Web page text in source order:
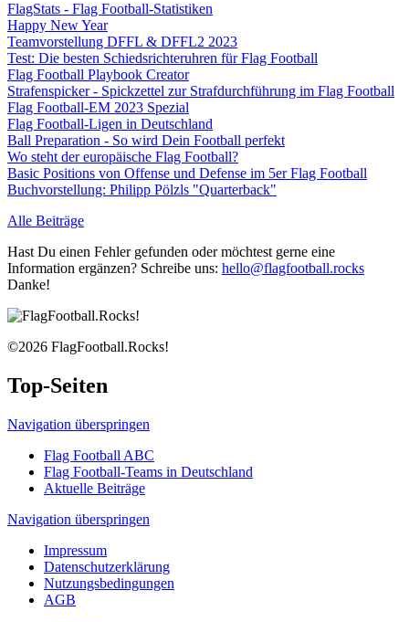
FlagStats - Flag Football-Statistiken
Happy New Year
Teamvorstellung DFFL & DFFL2 2023
Test: Die besten Schiedsrichteruhren für Flag Football
Flag Football Playbook Creator
Strafenspicker - Spickzettel zur Strafdurchführung im Flag Football
Flag Football-EM 2023 Spezial
Flag Football-Ligen in Deutschland
Ball Preparation - So wird Dein Football perfekt
Wo steht der europäische Flag Football?
Basic Positions von Offense und Defense im 5er Flag Football
Buchvorstellung: Philipp Pölzls "Quarterback"
Alle Beiträge
Hast Du einen Fehler gefunden oder möchtest gerne eine
Information ergänzen? Schreibe uns: hello@flagfootball.rocks
Danke!
©2026 FlagFootball.Rocks!
Top-Seiten
Navigation überspringen
Flag Football ABC
Flag Football-Teams in Deutschland
Aktuelle Beiträge
Navigation überspringen
Impressum
Datenschutzerklärung
Nutzungsbedingungen
AGB